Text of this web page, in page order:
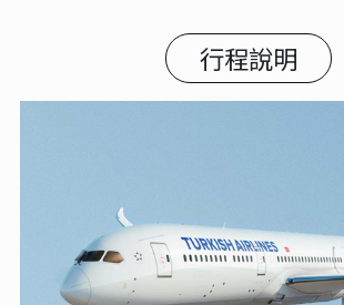
行程說明